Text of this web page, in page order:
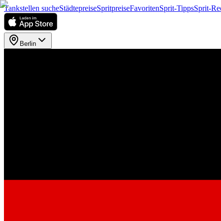
Tankstellen sucheStädtepreiseSpritpreiseFavoritenSprit-TippsSprit-
Berlin